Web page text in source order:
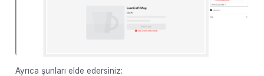
Ayrıca şunları elde edersiniz: